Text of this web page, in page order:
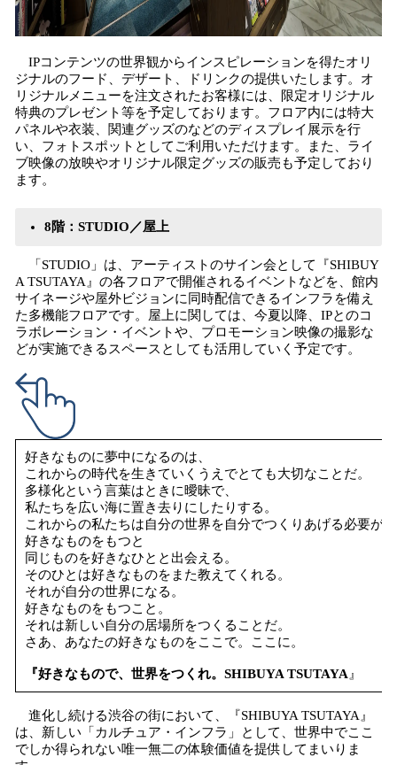
IPコンテンツの世界観からインスピレーションを得たオリ
ジナルのフード、デザート、ドリンクの提供いたします。オ
リジナルメニューを注文されたお客様には、限定オリジナル
特典のプレゼント等を予定しております。フロア内には特大
パネルや衣装、関連グッズのなどのディスプレイ展示を行
い、フォトスポットとしてご利用いただけます。また、ライ
ブ映像の放映やオリジナル限定グッズの販売も予定しており
ます。
8階：STUDIO／屋上
「STUDIO」は、アーティストのサイン会として『SHIBUY
A TSUTAYA』の各フロアで開催されるイベントなどを、館内
サイネージや屋外ビジョンに同時配信できるインフラを備え
た多機能フロアです。屋上に関しては、今夏以降、IPとのコ
ラボレーション・イベントや、プロモーション映像の撮影な
どが実施できるスペースとしても活用していく予定です。
好きなものに夢中になるのは、
これからの時代を生きていくうえでとても大切なことだ。
多様化という言葉はときに曖昧で、
私たちを広い海に置き去りにしたりする。
これからの私たちは自分の世界を自分でつくりあげる必要が
好きなものをもつと
同じものを好きなひとと出会える。
そのひとは好きなものをまた教えてくれる。
それが自分の世界になる。
好きなものをもつこと。
それは新しい自分の居場所をつくることだ。
さあ、あなたの好きなものをここで。ここに。
『好きなもので、世界をつくれ。SHIBUYA TSUTAYA 』
進化し続ける渋谷の街において、『SHIBUYA TSUTAYA』
は、新しい「カルチュア・インフラ」として、世界中でここ
でしか得られない唯一無二の体験価値を提供してまいりま